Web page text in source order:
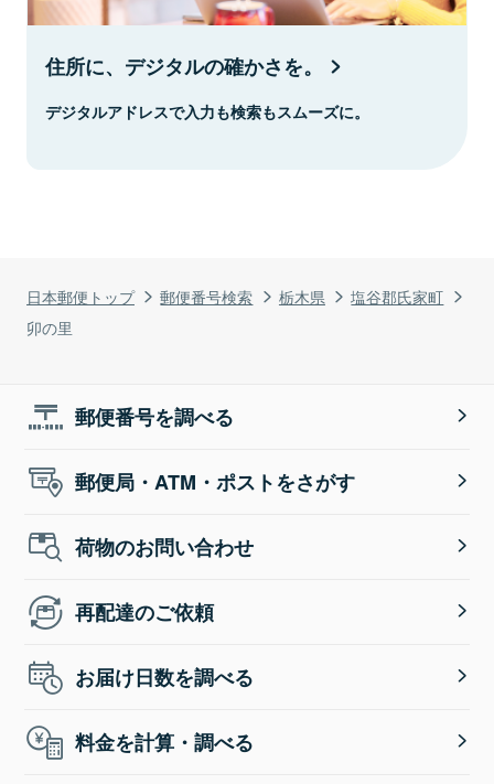
日本郵便トップ 郵便番号検索 栃木県
塩谷郡氏家町
卯の里
住所に、デジタルの確かさを。
デジタルアドレスで入力も検索もスムーズに。
郵便番号を調べる
郵便局・ATM・ポストをさがす
荷物のお問い合わせ
再配達のご依頼
お届け日数を調べる
料金を計算・調べる